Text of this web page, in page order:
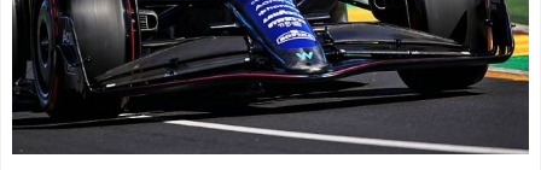
Týmy a jezdci F1